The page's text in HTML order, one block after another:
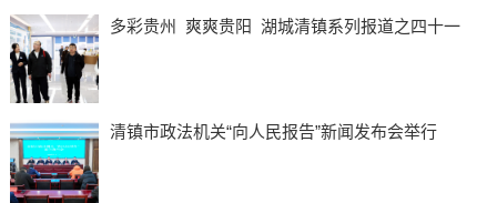
多彩贵州 爽爽贵阳 湖城清镇系列报道之四十一
清镇市政法机关“向人民报告”新闻发布会举行